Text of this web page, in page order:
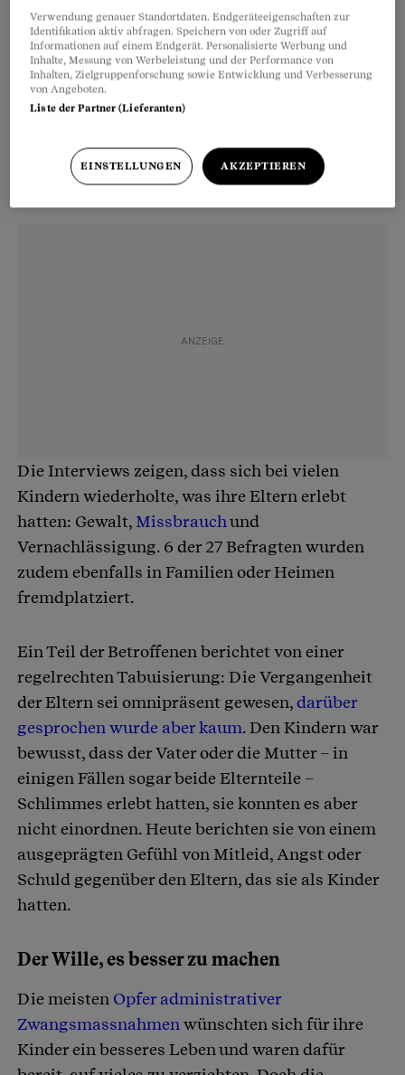
welche Strategien sie zur Bewältigung ihres von
Traumata geprägten Alltags entwickelt haben»,
sagt Studienleiterin Andrea Abraham.
Viele erzählen von Mitleid, Angst
oder Schuld gegenüber ihren
Eltern.
Die Interviews zeigen, dass sich bei vielen
Kindern wiederholte, was ihre Eltern erlebt
hatten: Gewalt,Missbrauchund
Vernachlässigung. 6 der 27 Befragten wurden
zudem ebenfalls in Familien oder Heimen
fremdplatziert.
Ein Teil der Betroffenen berichtet von einer
regelrechten Tabuisierung: Die Vergangenheit
der Eltern sei omnipräsent gewesen,darüber
gesprochen wurde aber kaum. Den Kindern war
bewusst, dass der Vater oder die Mutter – in
einigen Fällen sogar beide Elternteile –
Schlimmes erlebt hatten, sie konnten es aber
nicht einordnen. Heute berichten sie von einem
ausgeprägten Gefühl von Mitleid, Angst oder
Schuld gegenüber den Eltern, das sie als Kinder
hatten.
Der Wille, es besser zu machen
Die meisten Opfer administrativer
Zwangsmassnahmenwünschten sich für ihre
Kinder ein besseres Leben und waren dafür
Verwendung genauer Standortdaten. Endgeräteeigenschaften zur
Identifikation aktiv abfragen. Speichern von oder Zugriff auf
Informationen auf einem Endgerät. Personalisierte Werbung und
Inhalte, Messung von Werbeleistung und der Performance von
Inhalten, Zielgruppenforschung sowie Entwicklung und Verbesserung
von Angeboten.
Liste der Partner (Lieferanten)
EINSTELLUNGEN AKZEPTIEREN